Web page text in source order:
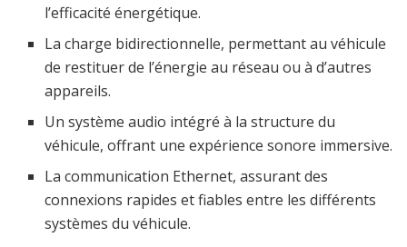
l’efficacité énergétique.
La charge bidirectionnelle, permettant au véhicule
de restituer de l’énergie au réseau ou à d’autres
appareils.
Un système audio intégré à la structure du
véhicule, offrant une expérience sonore immersive.
La communication Ethernet, assurant des
connexions rapides et fiables entre les différents
systèmes du véhicule.